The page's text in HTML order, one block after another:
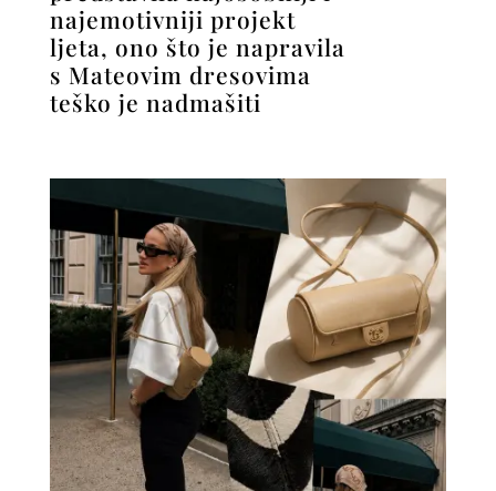
najemotivniji projekt
ljeta, ono što je napravila
s Mateovim dresovima
teško je nadmašiti